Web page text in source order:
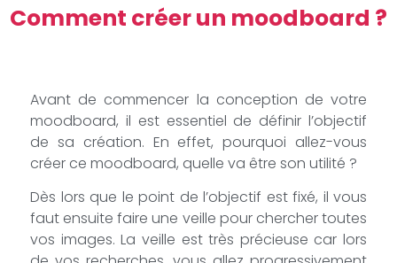
Comment créer un moodboard ?
Avant de commencer la conception de votre
moodboard, il est essentiel de définir l’objectif
de sa création. En effet, pourquoi allez-vous
créer ce moodboard, quelle va être son utilité ?
Dès lors que le point de l’objectif est fixé, il vous
faut ensuite faire une veille pour chercher toutes
vos images. La veille est très précieuse car lors